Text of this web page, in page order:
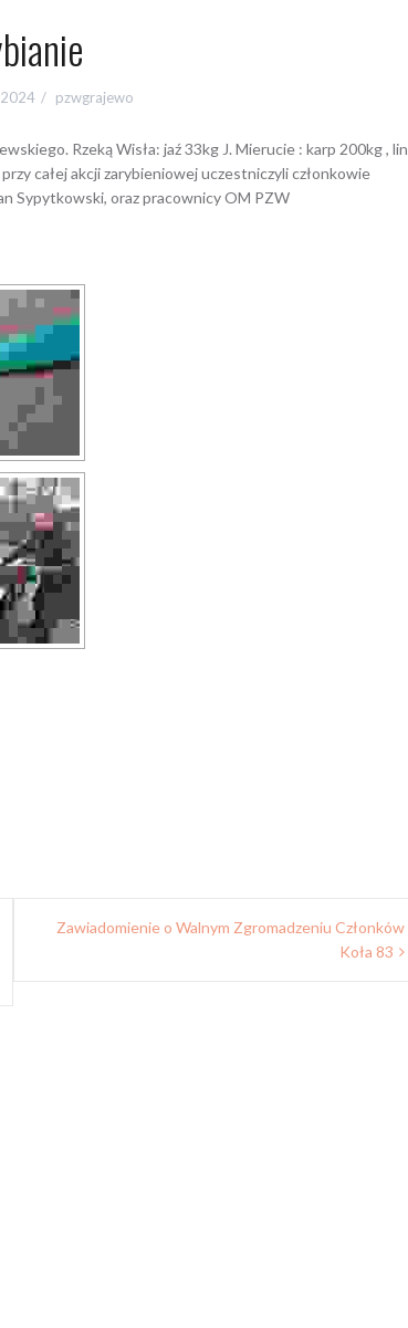
pzwgrajewo
Rzeką Wisła: jaź 33kg J. Mierucie : karp 200kg , lin
całej akcji zarybieniowej uczestniczyli członkowie
Sypytkowski, oraz pracownicy OM PZW
Zawiadomienie o Walnym Zgromadzeniu Członków
Koła 83